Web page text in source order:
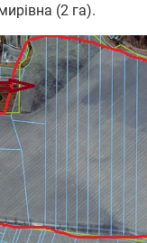
(2 га).